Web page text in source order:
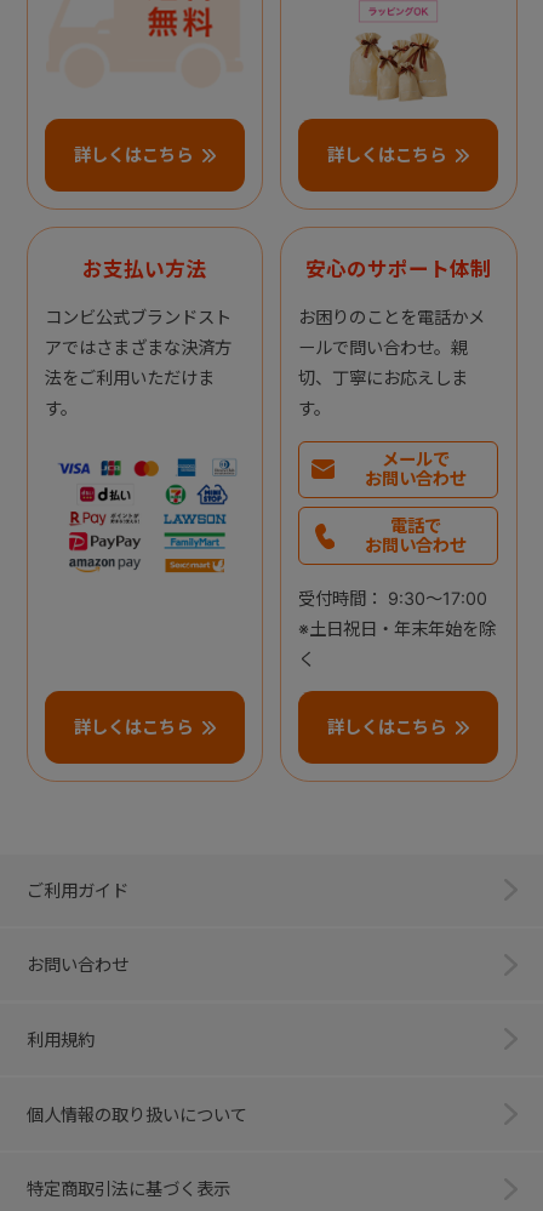
詳しくはこちら 詳しくはこちら
お支払い方法
コンビ公式ブランドスト
アではさまざまな決済方
法をご利用いただけま
す。
詳しくはこちら
安心のサポート体制
お困りのことを電話かメ
ールで問い合わせ。親
切、丁寧にお応えしま
す。
メールで
お問い合わせ
電話で
お問い合わせ
受付時間： 9:30～17:00
※土日祝日・年末年始を除
く
詳しくはこちら
ご利用ガイド
お問い合わせ
利用規約
個人情報の取り扱いについて
特定商取引法に基づく表示